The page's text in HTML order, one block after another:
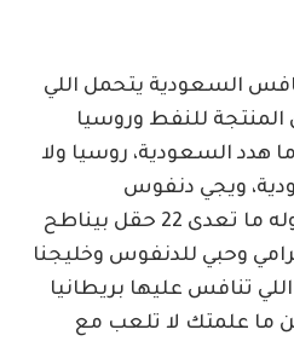
السعودية يتحمل اللي
المنتجة للنفط وروسيا
هدد السعودية، روسيا ولا
ويجي دنفوس
ويشمستوي اللي عدد حقوله ما تعدى 22 حقل بيناطح
وحبي للدنفوس وخليجنا
تنافس عليها بريطانيا
ما علمتك لا تلعب مع